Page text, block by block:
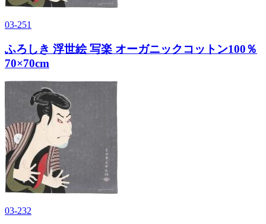
03-251
ふろしき 浮世絵 写楽 オーガニックコットン100％
70×70cm
03-232